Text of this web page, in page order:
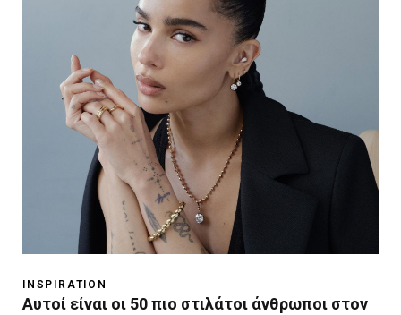
INSPIRATION
Αυτοί είναι οι 50 πιο στιλάτοι άνθρωποι στον